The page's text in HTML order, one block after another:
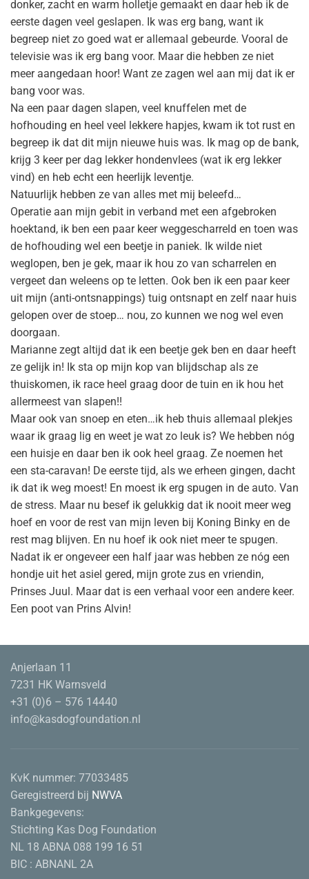
donker, zacht en warm holletje gemaakt en daar heb ik de
eerste dagen veel geslapen. Ik was erg bang, want ik
begreep niet zo goed wat er allemaal gebeurde. Vooral de
televisie was ik erg bang voor. Maar die hebben ze niet
meer aangedaan hoor! Want ze zagen wel aan mij dat ik er
bang voor was.
Na een paar dagen slapen, veel knuffelen met de
hofhouding en heel veel lekkere hapjes, kwam ik tot rust en
begreep ik dat dit mijn nieuwe huis was. Ik mag op de bank,
krijg 3 keer per dag lekker hondenvlees (wat ik erg lekker
vind) en heb echt een heerlijk leventje.
Natuurlijk hebben ze van alles met mij beleefd…
Operatie aan mijn gebit in verband met een afgebroken
hoektand, ik ben een paar keer weggescharreld en toen was
de hofhouding wel een beetje in paniek. Ik wilde niet
weglopen, ben je gek, maar ik hou zo van scharrelen en
vergeet dan weleens op te letten. Ook ben ik een paar keer
uit mijn (anti-ontsnappings) tuig ontsnapt en zelf naar huis
gelopen over de stoep… nou, zo kunnen we nog wel even
doorgaan.
Marianne zegt altijd dat ik een beetje gek ben en daar heeft
ze gelijk in! Ik sta op mijn kop van blijdschap als ze
thuiskomen, ik race heel graag door de tuin en ik hou het
allermeest van slapen!!
Maar ook van snoep en eten…ik heb thuis allemaal plekjes
waar ik graag lig en weet je wat zo leuk is? We hebben nóg
een huisje en daar ben ik ook heel graag. Ze noemen het
een sta-caravan! De eerste tijd, als we erheen gingen, dacht
ik dat ik weg moest! En moest ik erg spugen in de auto. Van
de stress. Maar nu besef ik gelukkig dat ik nooit meer weg
hoef en voor de rest van mijn leven bij Koning Binky en de
rest mag blijven. En nu hoef ik ook niet meer te spugen.
Nadat ik er ongeveer een half jaar was hebben ze nóg een
hondje uit het asiel gered, mijn grote zus en vriendin,
Prinses Juul. Maar dat is een verhaal voor een andere keer.
Een poot van Prins Alvin!
Anjerlaan 11
7231 HK Warnsveld
+31 (0)6 – 576 14440
info@kasdogfoundation.nl
KvK nummer: 77033485
Geregistreerd bij NWVA
Bankgegevens:
Stichting Kas Dog Foundation
NL 18 ABNA 088 199 16 51
BIC : ABNANL 2A